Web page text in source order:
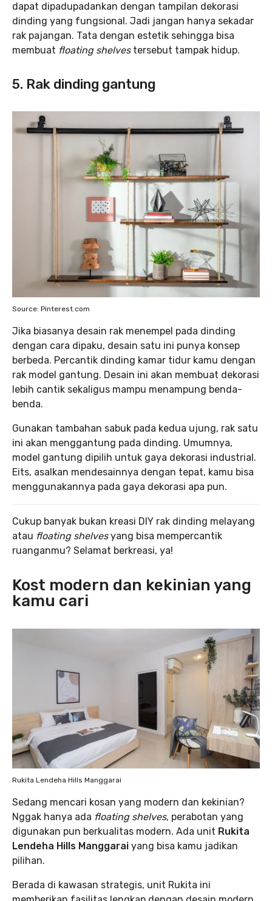
dapat dipadupadankan dengan tampilan dekorasi
dinding yang fungsional. Jadi jangan hanya sekadar
rak pajangan. Tata dengan estetik sehingga bisa
membuat floating shelves tersebut tampak hidup.
5. Rak dinding gantung
Source: Pinterest.com
Jika biasanya desain rak menempel pada dinding
dengan cara dipaku, desain satu ini punya konsep
berbeda. Percantik dinding kamar tidur kamu dengan
rak model gantung. Desain ini akan membuat dekorasi
lebih cantik sekaligus mampu menampung benda-
benda.
Gunakan tambahan sabuk pada kedua ujung, rak satu
ini akan menggantung pada dinding. Umumnya,
model gantung dipilih untuk gaya dekorasi industrial.
Eits, asalkan mendesainnya dengan tepat, kamu bisa
menggunakannya pada gaya dekorasi apa pun.
Cukup banyak bukan kreasi DIY rak dinding melayang
atau floating shelvesyang bisa mempercantik
ruanganmu? Selamat berkreasi, ya!
Kost modern dan kekinian yang
kamu cari
Rukita Lendeha Hills Manggarai
Sedang mencari kosan yang modern dan kekinian?
Nggak hanya ada floating shelves, perabotan yang
digunakan pun berkualitas modern. Ada unit Rukita
Lendeha Hills Manggarai yang bisa kamu jadikan
pilihan.
Berada di kawasan strategis, unit Rukita ini